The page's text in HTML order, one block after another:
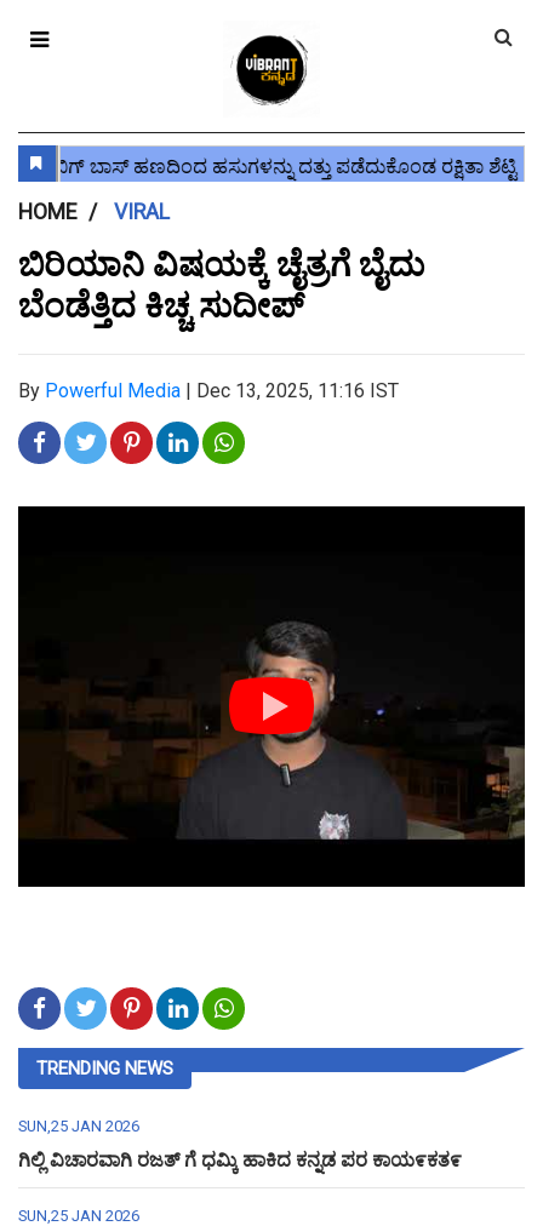
HOME VIRAL
ಬಿರಿಯಾನಿ ವಿಷಯಕ್ಕೆ ಚೈತ್ರಗೆ ಬೈದು
ಬೆಂಡೆತ್ತಿದ ಕಿಚ್ಚ ಸುದೀಪ್
By Powerful Media | Dec 13, 2025, 11:16 IST
TRENDING NEWS
SUN,25 JAN 2026
ಗಿಲ್ಲಿ ವಿಚಾರವಾಗಿ ರಜತ್ ಗೆ ಧಮ್ಕಿ ಹಾಕಿದ ಕನ್ನಡ ಪರ ಕಾಯ೯ಕತ೯
SUN,25 JAN 2026